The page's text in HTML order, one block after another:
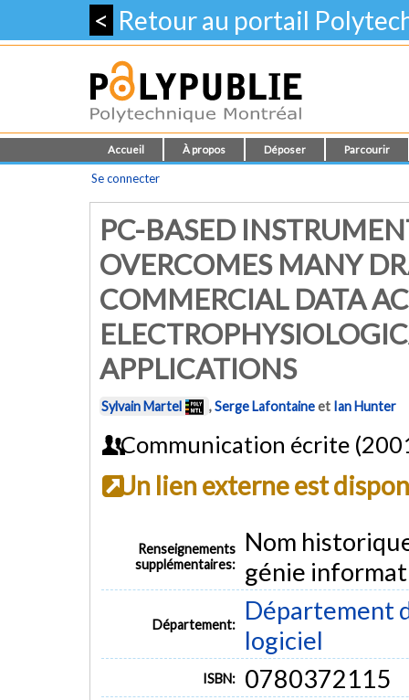
< Retour au portail
Accueil À propos Déposer Parcourir
Se connecter
PC-BASED
OVERCOMES MANY
COMMERCIAL DATA
APPLICATIONS
Sylvain Martel ,Serge Lafontaineet Ian Hunter
Communication écrite
Un lien externe est
Renseignements
supplémentaires:
Nom
génie
Département:
Département
logiciel
ISBN: 0780372115